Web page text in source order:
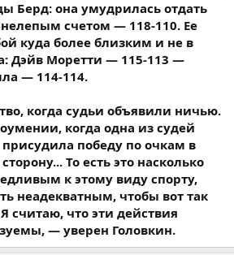
Берд: она умудрилась отдать
счетом — 118-110. Ее
куда более близким и не в
Дэйв Моретти — 115-113 —
— 114-114.
когда судьи объявили ничью.
когда одна из судей
присудила победу по очкам в
То есть это насколько
к этому виду спорту,
неадекватным, чтобы вот так
считаю, что эти действия
— уверен Головкин.